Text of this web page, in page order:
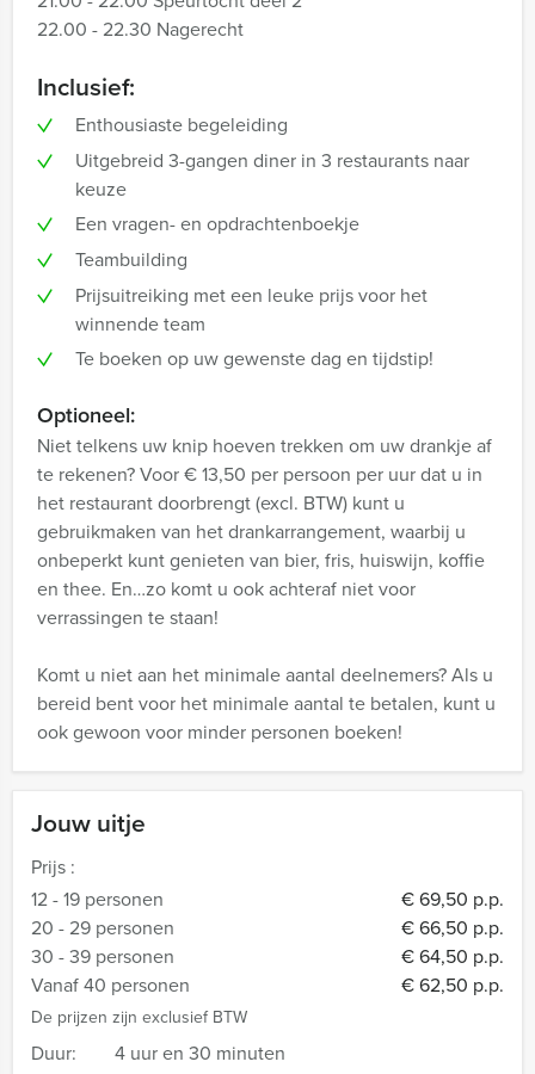
Jouw uitje
Prijs :
12 - 19 personen
€ 69,50 p.p.
20 - 29 personen
€ 66,50 p.p.
30 - 39 personen
€ 64,50 p.p.
Vanaf 40 personen
€ 62,50 p.p.
De prijzen zijn exclusief BTW
Duur:
4 uur en 30 minuten
22.00 - 22.30 Nagerecht
Inclusief:
Enthousiaste begeleiding
Uitgebreid 3-gangen diner in 3 restaurants naar
keuze
Een vragen- en opdrachtenboekje
Teambuilding
Prijsuitreiking met een leuke prijs voor het
winnende team
Te boeken op uw gewenste dag en tijdstip!
Optioneel:
Niet telkens uw knip hoeven trekken om uw drankje af
te rekenen? Voor € 13,50 per persoon per uur dat u in
het restaurant doorbrengt (excl. BTW) kunt u
gebruikmaken van het drankarrangement, waarbij u
onbeperkt kunt genieten van bier, fris, huiswijn, koffie
en thee. En…zo komt u ook achteraf niet voor
verrassingen te staan!
Komt u niet aan het minimale aantal deelnemers? Als u
bereid bent voor het minimale aantal te betalen, kunt u
ook gewoon voor minder personen boeken!